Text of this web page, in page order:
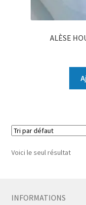
ALÈSE
Voici le seul résultat
INFORMATIONS